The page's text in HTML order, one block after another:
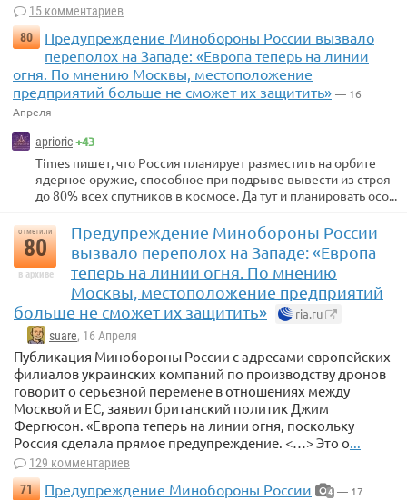
15 комментариев
80
Предупреждение Минобороны России вызвало
переполох на Западе: «Европа теперь на линии
огня. По мнению Москвы, местоположение
предприятий больше не сможет их защитить» — 16
Апреля
aprioric+43
Times пишет, что Россия планирует разместить на орбите
ядерное оружие, способное при подрыве вывести из строя
до 80% всех спутников в космосе. Да тут и планировать осо...
отметили
80
в архиве
Предупреждение Минобороны России
вызвало переполох на Западе: «Европа
теперь на линии огня. По мнению
Москвы, местоположение предприятий
больше не сможет их защитить»
ria.ru
suare, 16 Апреля
Публикация Минобороны России с адресами европейских
филиалов украинских компаний по производству дронов
говорит о серьезной перемене в отношениях между
Москвой и ЕС, заявил британский политик Джим
Фергюсон. «Европа теперь на линии огня, поскольку
Россия сделала прямое предупреждение. <…> Это о...
129 комментариев
71
Предупреждение Минобороны России 4 — 17